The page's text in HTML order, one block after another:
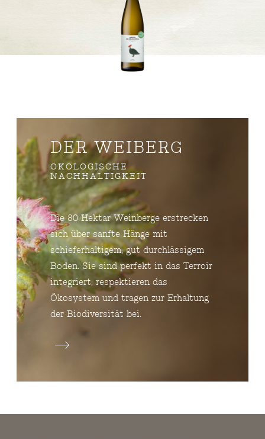
DER WEIBERG
ÖKOLOGISCHE
NACHHALTIGKEIT
Die 80 Hektar Weinberge erstrecken
sich über sanfte Hänge mit
schieferhaltigem, gut durchlässigem
Boden. Sie sind perfekt in das Terroir
integriert, respektieren das
Ökosystem und tragen zur Erhaltung
der Biodiversität bei.